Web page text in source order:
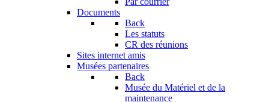
Documents
Back
Les statuts
CR des réunions
Sites internet amis
Musées partenaires
Back
Musée du Matériel et de la
maintenance